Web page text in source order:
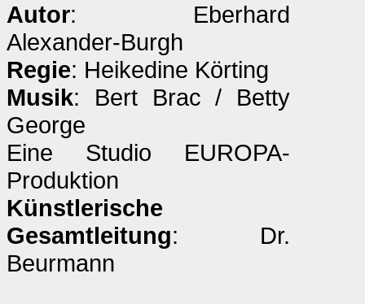
Autor: Eberhard
Alexander-Burgh
Regie: Heikedine Körting
Musik: Bert Brac / Betty
George
Eine Studio EUROPA-
Produktion
Künstlerische
Gesamtleitung: Dr.
Beurmann